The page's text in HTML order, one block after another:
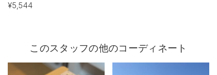
¥5,544
このスタッフの他のコーディネート